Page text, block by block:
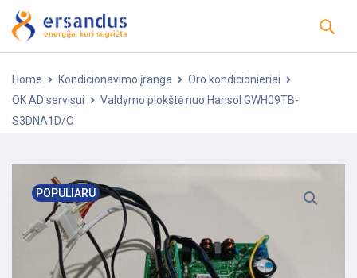
Home Kondicionavimo įranga
Oro kondicionieriai
OK AD servisui
Valdymo plokštė nuo Hansol GWH09TB-
S3DNA1D/O
POPULIARU